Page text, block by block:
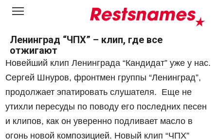
Перейти
Ленинград “ЧПХ” – клип, где все
отжигают
Новейший клип Ленинграда “Кандидат” уже у нас.
Сергей Шнуров, фронтмен группы “Ленинград”,
продолжает эпатировать слушателя. Еще не
утихли пересуды по поводу его последних песен
и клипов, как он уверенно подливает масло в
огонь новой композицией. Новый клип “ЧПХ”